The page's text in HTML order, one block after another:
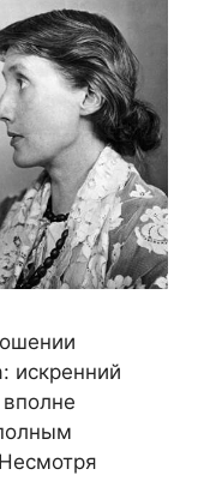
искренний